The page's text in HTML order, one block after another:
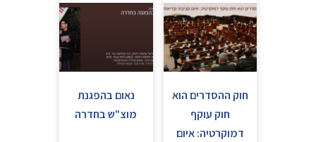
חוק ההסדרים הוא
חוק עוקף
דמוקרטיה: איום
נאום בהפגנת
מוצ"ש בחדרה